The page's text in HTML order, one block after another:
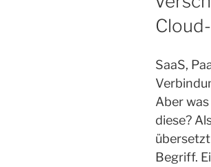
SaaS,
Aber
diese?
Begriff.